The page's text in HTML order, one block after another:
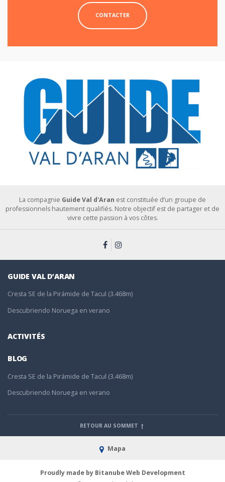
CONTACTER
La compagnie Guide Val d'Aran est constituée d’un groupe de
professionnels hautement qualifiés. Notre objectif est de partager et de
vivre cette passion à vos côtes.
GUIDE VAL D’ARAN
Cresta SE de la Pirámide de Tacul (3.468m)
Descubriendo Noruega en verano
ACTIVITÉS
BLOG
Cresta SE de la Pirámide de Tacul (3.468m)
Descubriendo Noruega en verano
RETOUR AU SOMMET
Mapa
Proudly made by Bitanube Web Development